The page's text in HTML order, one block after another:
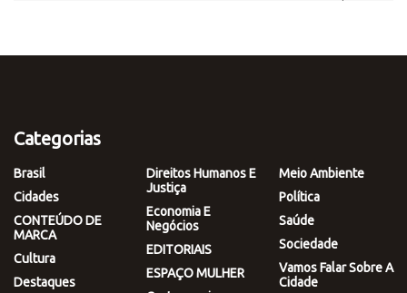
Categorias
Brasil
Cidades
CONTEÚDO DE
MARCA
Cultura
Destaques
Direitos Humanos E
Justiça
Economia E
Negócios
EDITORIAIS
ESPAÇO MULHER
Meio Ambiente
Política
Saúde
Sociedade
Vamos Falar Sobre A
Cidade